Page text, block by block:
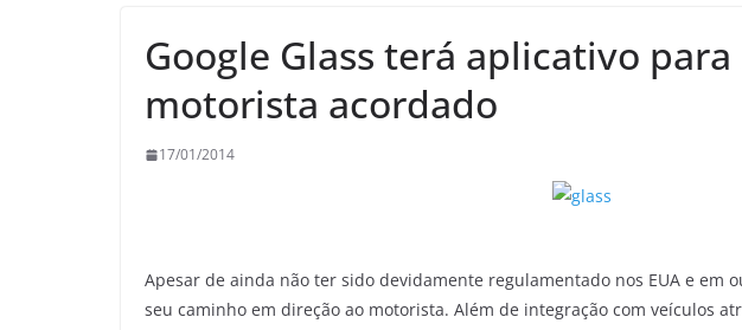
Google Glass terá aplicativo
motorista acordado
17/01/2014
Apesar de ainda não ter sido devidamente regulamentado nos EUA e em
seu caminho em direção ao motorista. Além de integração com veículos